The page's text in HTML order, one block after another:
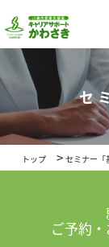
セ
トップ >セミナー「
ご予約